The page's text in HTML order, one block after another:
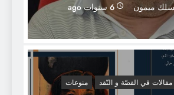
ميمون 6 سنوات ago
مقالات في القصّة و النّقد منوعات